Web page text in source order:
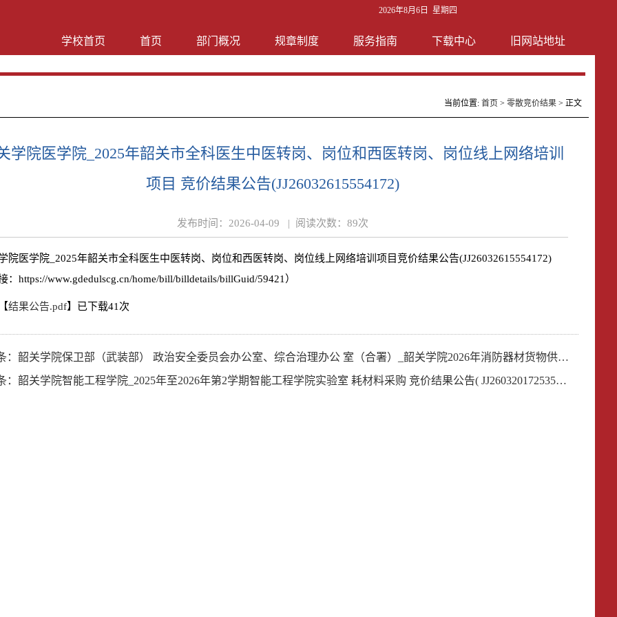
2026年8月6日 星期四
学校首页 首页 部门概况 规章制度 服务指南 下载中心 旧网站地址
当前位置: 首页 > 零散竞价结果> 正文
学院医学院_2025年韶关市全科医生中医转岗、岗位和西医转岗、岗位线上网络培训
项目 竞价结果公告(JJ26032615554172)
发布时间： 2026-04-09 | 阅读次数： 89次
院医学院_2025年韶关市全科医生中医转岗、岗位和西医转岗、岗位线上网络培训项目竞价结果公告(JJ26032615554172)
：https://www.gdedulscg.cn/home/bill/billdetails/billGuid/59421）
结果公告.pdf】已下载41 次
： 韶关学院保卫部（武装部） 政治安全委员会办公室、综合治理办公 室（合署）_韶关学院2026年消防器材货物供应商 竞价结果公告( JJ26041016111561 )
： 韶关学院智能工程学院_2025年至2026年第2学期智能工程学院实验室 耗材料采购 竞价结果公告( JJ26032017253549 )